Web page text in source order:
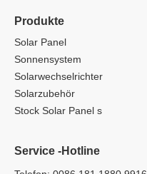
Produkte
Solar Panel
Sonnensystem
Solarwechselrichter
Solarzubehör
Stock Solar Panel s
Service -Hotline